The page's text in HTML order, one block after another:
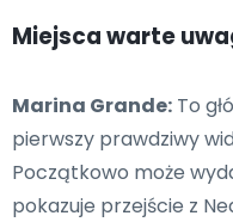
Miejsca warte
Marina Grande: To
pierwszy prawdziwy
Początkowo może
pokazuje przejście z